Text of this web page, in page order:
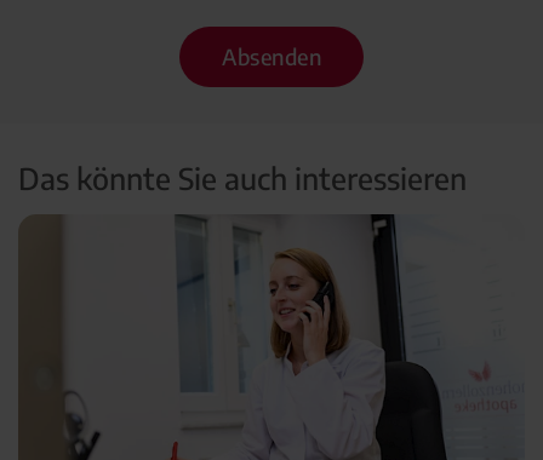
Absenden
Das könnte Sie auch interessieren